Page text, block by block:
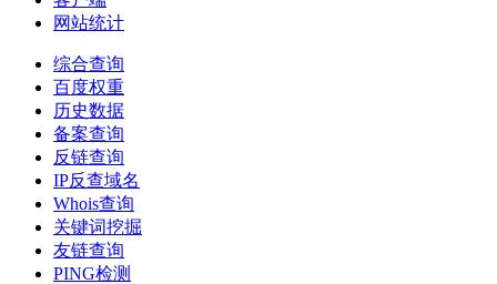
网站统计
综合查询
百度权重
历史数据
备案查询
反链查询
IP反查域名
Whois查询
关键词挖掘
友链查询
PING检测